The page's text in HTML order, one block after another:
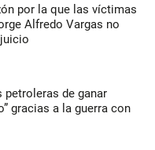
por la que las víctimas
Alfredo Vargas no
petroleras de ganar
gracias a la guerra con